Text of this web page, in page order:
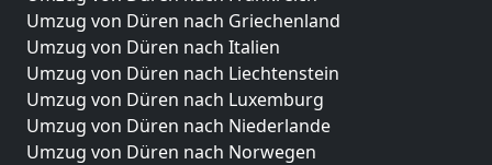
Umzug von Düren nach Griechenland
Umzug von Düren nach Italien
Umzug von Düren nach Liechtenstein
Umzug von Düren nach Luxemburg
Umzug von Düren nach Niederlande
Umzug von Düren nach Norwegen